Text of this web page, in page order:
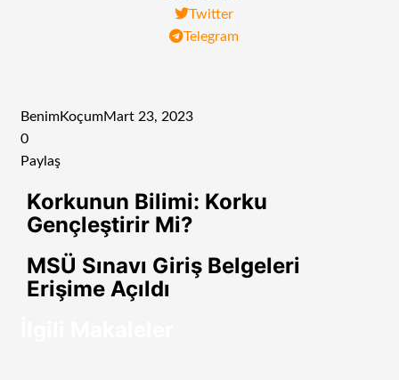
Twitter
Telegram
BenimKoçumMart 23, 2023
0
Paylaş
Posta
ile
Korkunun Bilimi: Korku
Gençleştirir Mi?
MSÜ Sınavı Giriş Belgeleri
Erişime Açıldı